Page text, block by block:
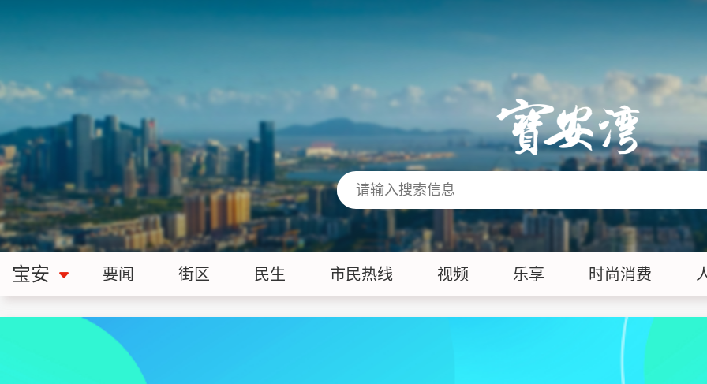
宝安 要闻 街区 民生 市民热线 视频 乐享 时尚消费